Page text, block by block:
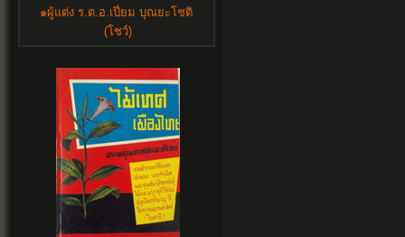
๑ผู้แต่ง ร.ต.อ.เปี่ยม บุณยะโชติ
(โชว์)